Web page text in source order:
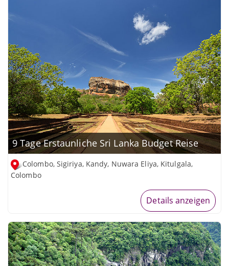
9 Tage Erstaunliche Sri Lanka Budget Reise
Colombo, Sigiriya, Kandy, Nuwara Eliya, Kitulgala,
Colombo
Details anzeigen